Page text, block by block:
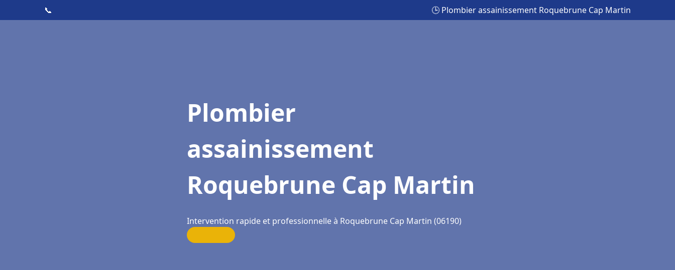
📞 🕒 Plombier assainissement Roquebrune Cap Martin
Plombier
assainissement
Roquebrune Cap Martin
Intervention rapide et professionnelle à Roquebrune Cap Martin (06190)